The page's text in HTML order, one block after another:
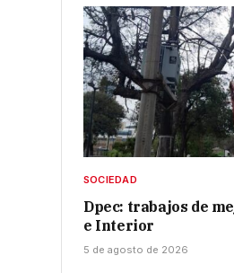
SOCIEDAD
Dpec: trabajos de
e Interior
5 de agosto de 2026